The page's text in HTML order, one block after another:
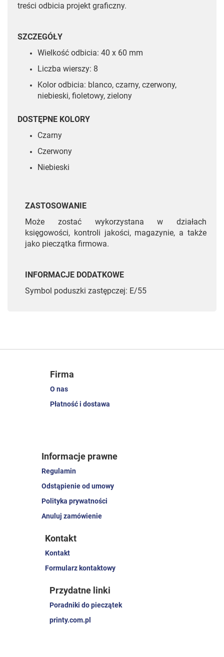
treści odbicia projekt graficzny.
SZCZEGÓŁY
Wielkość odbicia: 40 x 60 mm
Liczba wierszy: 8
Kolor odbicia: blanco, czarny, czerwony,
niebieski, fioletowy, zielony
DOSTĘPNE KOLORY
Czarny
Czerwony
Niebieski
ZASTOSOWANIE
Może zostać wykorzystana w działach
księgowości, kontroli jakości, magazynie, a także
jako pieczątka firmowa.
INFORMACJE DODATKOWE
Symbol poduszki zastępczej: E/55
Firma
O nas
Płatność i dostawa
Informacje prawne
Regulamin
Odstąpienie od umowy
Polityka prywatności
Anuluj zamówienie
Kontakt
Kontakt
Formularz kontaktowy
Przydatne linki
Poradniki do pieczątek
printy.com.pl